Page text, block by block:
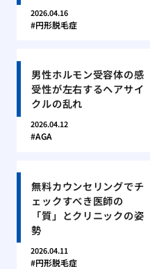
2026.04.16
円形脱毛症
男性ホルモン受容体の感
受性が左右するヘアサイ
クルの乱れ
2026.04.12
AGA
無料カウンセリングでチ
ェックすべき医師の
「質」とクリニックの姿
勢
2026.04.11
円形脱毛症